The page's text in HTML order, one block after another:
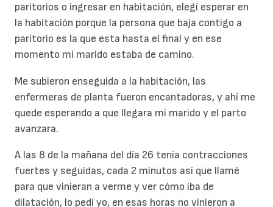
paritorios o ingresar en habitación, elegí esperar en
la habitación porque la persona que baja contigo a
paritorio es la que esta hasta el final y en ese
momento mi marido estaba de camino.
Me subieron enseguida a la habitación, las
enfermeras de planta fueron encantadoras, y ahí me
quede esperando a que llegara mi marido y el parto
avanzara.
A las 8 de la mañana del día 26 tenía contracciones
fuertes y seguidas, cada 2 minutos así que llamé
para que vinieran a verme y ver cómo iba de
dilatación, lo pedí yo, en esas horas no vinieron a